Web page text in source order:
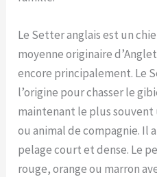
Le Setter anglais est un
moyenne originaire
encore principalement. Le
l’origine pour chasser le
maintenant le plus
ou animal de compagnie. Il
pelage court et dense. Le
rouge, orange ou marron